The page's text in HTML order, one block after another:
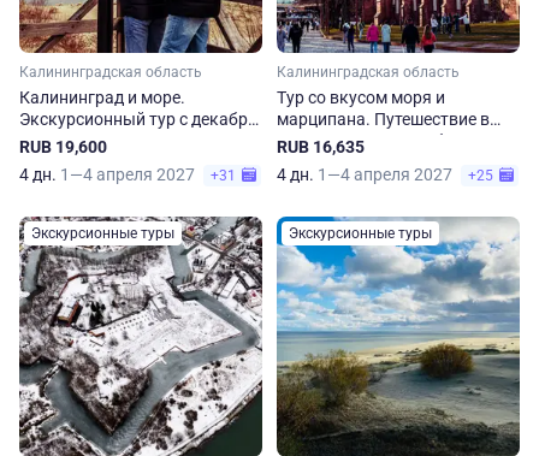
Калининградская область
Калининград и море.
Экскурсионный тур с декабря
по апрель
RUB 19,600
4 дн. 1—4 апреля 2027 +31
Калининградская область
Тур со вкусом моря и
марципана. Путешествие в
Калининградскую область
RUB 16,635
4 дн. 1—4 апреля 2027 +25
Экскурсионные туры Экскурсионные туры